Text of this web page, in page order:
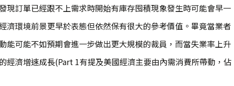
現訂單已經跟不上需求時開始有庫存囤積現象發生時可能會早一
濟環境前景更早於表態但依然保有很大的參考價值。畢竟當業者
能可能不如預期會進一步做出更大規模的裁員，而當失業率上升
經濟增速成長(Part 1有提及美國經濟主要由內需消費所帶動，佔